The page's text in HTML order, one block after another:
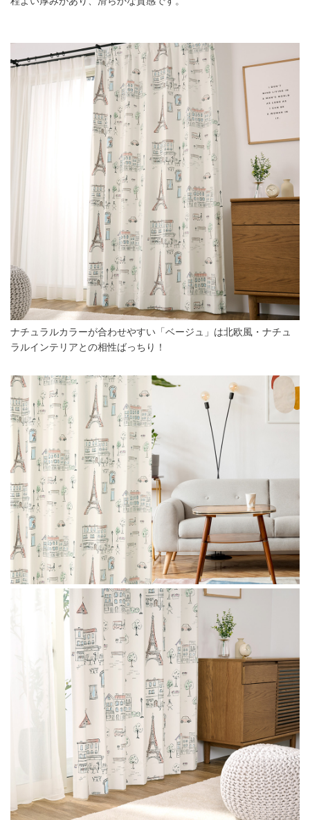
ナチュラルカラーが合わせやすい「ベージュ」は北欧風・ナチュ
ラルインテリアとの相性ばっちり！